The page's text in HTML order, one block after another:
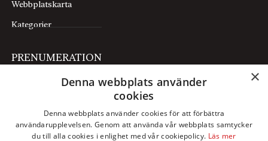
Webbplatskarta
Kategorier
PRENUMERATION
FÖLJ OSS
×
Denna webbplats använder
cookies
Denna webbplats använder cookies för att förbättra
användarupplevelsen. Genom att använda vår webbplats samtycker
du till alla cookies i enlighet med vår cookiepolicy. Läs mer